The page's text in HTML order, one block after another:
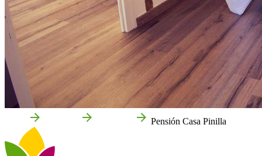
Pensión Casa Pinilla